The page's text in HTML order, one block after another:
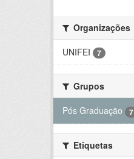
Organizações
UNIFEI
7
Grupos
Pós Graduação
7
Etiquetas